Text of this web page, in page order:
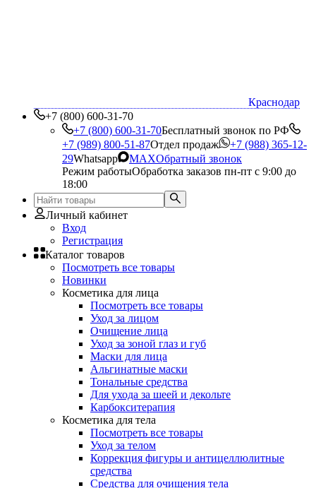
Краснодар
+7 (800) 600-31-70
+7 (800) 600-31-70Бесплатный звонок по РФ
+7 (989) 800-51-87Отдел продаж
+7 (988) 365-12-
29Whatsapp MAXОбратный звонок
Режим работыОбработка заказов пн-пт с 9:00 до
18:00
Личный кабинет
Вход
Регистрация
Каталог товаров
Посмотреть все товары
Новинки
Косметика для лица
Посмотреть все товары
Уход за лицом
Очищение лица
Уход за зоной глаз и губ
Маски для лица
Альгинатные маски
Тональные средства
Для ухода за шеей и декольте
Карбокситерапия
Косметика для тела
Посмотреть все товары
Уход за телом
Коррекция фигуры и антицеллюлитные
средства
Средства для очищения тела